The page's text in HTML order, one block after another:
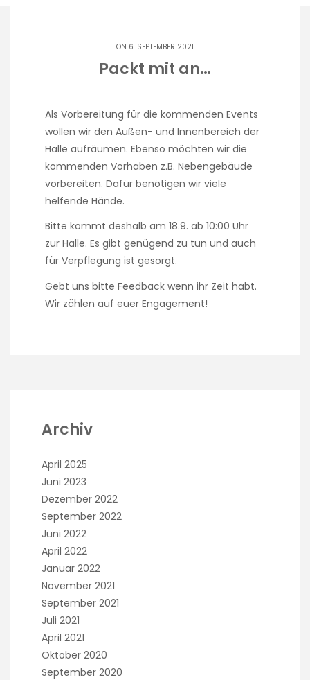
ON 6. SEPTEMBER 2021
Packt mit an…
Als Vorbereitung für die kommenden Events
wollen wir den Außen- und Innenbereich der
Halle aufräumen. Ebenso möchten wir die
kommenden Vorhaben z.B. Nebengebäude
vorbereiten. Dafür benötigen wir viele
helfende Hände.
Bitte kommt deshalb am 18.9. ab 10:00 Uhr
zur Halle. Es gibt genügend zu tun und auch
für Verpflegung ist gesorgt.
Gebt uns bitte Feedback wenn ihr Zeit habt.
Wir zählen auf euer Engagement!
Archiv
April 2025
Juni 2023
Dezember 2022
September 2022
Juni 2022
April 2022
Januar 2022
November 2021
September 2021
Juli 2021
April 2021
Oktober 2020
September 2020